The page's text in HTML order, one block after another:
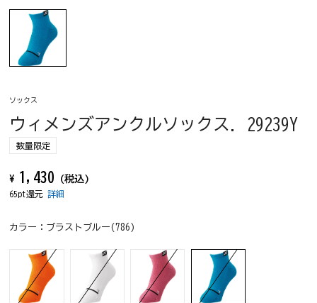
ソックス
ウィメンズアンクルソックス. 29239Y
数量限定
¥ 1,430 (税込)
65pt還元詳細
カラー： ブラストブルー(786)